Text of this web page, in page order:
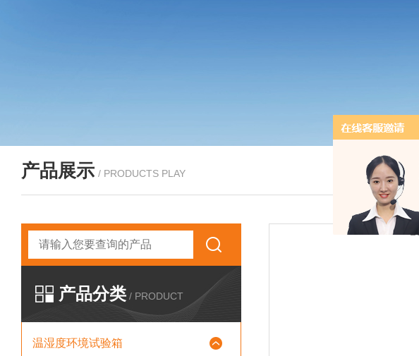
产品展示 / PRODUCTS PLAY
产品分类 / PRODUCT
温湿度环境试验箱